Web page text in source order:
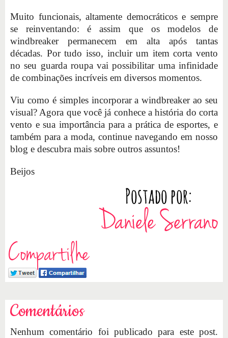
Muito funcionais, altamente democráticos e sempre
se reinventando: é assim que os modelos de
windbreaker permanecem em alta após tantas
décadas. Por tudo isso, incluir um item corta vento
no seu guarda roupa vai possibilitar uma infinidade
de combinações incríveis em diversos momentos.
Viu como é simples incorporar a windbreaker ao seu
visual? Agora que você já conhece a história do corta
vento e sua importância para a prática de esportes, e
também para a moda, continue navegando em nosso
blog e descubra mais sobre outros assuntos!
Beijos
Compartilhe
Comentários
Nenhum comentário foi publicado para este post.